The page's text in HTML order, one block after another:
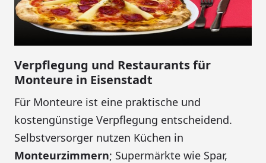
Verpflegung und Restaurants für
Monteure in Eisenstadt
Für Monteure ist eine praktische und
kostengünstige Verpflegung entscheidend.
Selbstversorger nutzen Küchen in
Monteurzimmern; Supermärkte wie Spar,